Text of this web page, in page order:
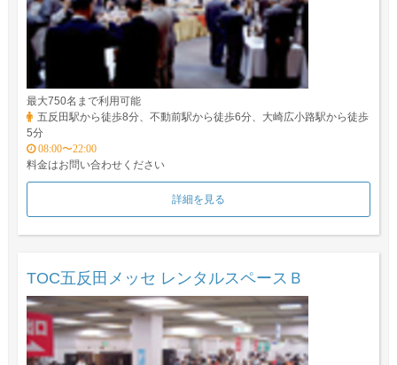
最大750名まで利用可能
五反田駅から徒歩8分、不動前駅から徒歩6分、大崎広小路駅から徒歩
5分
08:00〜22:00
料金はお問い合わせください
詳細を見る
TOC五反田メッセ レンタルスペースＢ